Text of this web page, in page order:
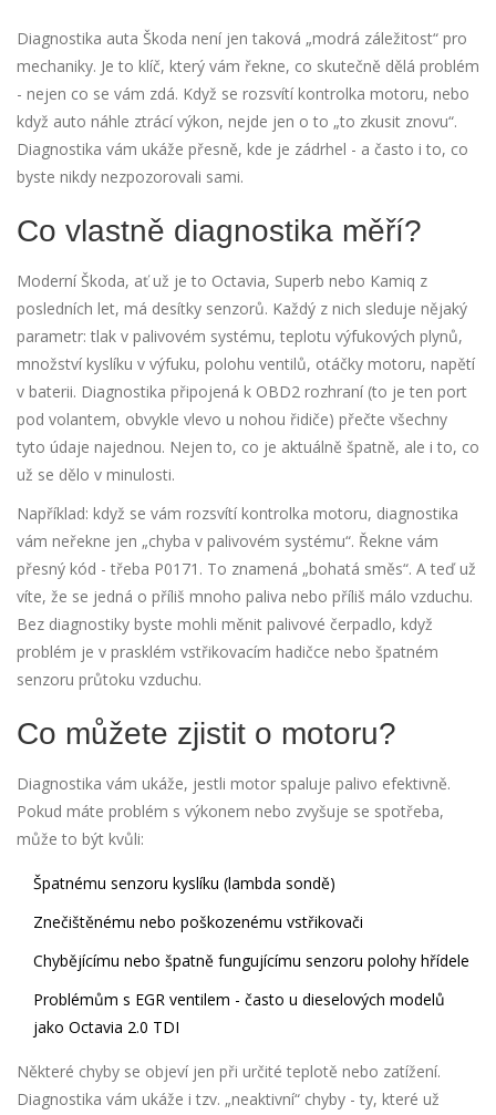
Diagnostika auta Škoda není jen taková „modrá záležitost“ pro
mechaniky. Je to klíč, který vám řekne, co skutečně dělá problém
- nejen co se vám zdá. Když se rozsvítí kontrolka motoru, nebo
když auto náhle ztrácí výkon, nejde jen o to „to zkusit znovu“.
Diagnostika vám ukáže přesně, kde je zádrhel - a často i to, co
byste nikdy nezpozorovali sami.
Co vlastně diagnostika měří?
Moderní Škoda, ať už je to Octavia, Superb nebo Kamiq z
posledních let, má desítky senzorů. Každý z nich sleduje nějaký
parametr: tlak v palivovém systému, teplotu výfukových plynů,
množství kyslíku v výfuku, polohu ventilů, otáčky motoru, napětí
v baterii. Diagnostika připojená k OBD2 rozhraní (to je ten port
pod volantem, obvykle vlevo u nohou řidiče) přečte všechny
tyto údaje najednou. Nejen to, co je aktuálně špatně, ale i to, co
už se dělo v minulosti.
Například: když se vám rozsvítí kontrolka motoru, diagnostika
vám neřekne jen „chyba v palivovém systému“. Řekne vám
přesný kód - třeba P0171. To znamená „bohatá směs“. A teď už
víte, že se jedná o příliš mnoho paliva nebo příliš málo vzduchu.
Bez diagnostiky byste mohli měnit palivové čerpadlo, když
problém je v prasklém vstřikovacím hadičce nebo špatném
senzoru průtoku vzduchu.
Co můžete zjistit o motoru?
Diagnostika vám ukáže, jestli motor spaluje palivo efektivně.
Pokud máte problém s výkonem nebo zvyšuje se spotřeba,
může to být kvůli:
Špatnému senzoru kyslíku (lambda sondě)
Znečištěnému nebo poškozenému vstřikovači
Chybějícímu nebo špatně fungujícímu senzoru polohy hřídele
Problémům s EGR ventilem - často u dieselových modelů
jako Octavia 2.0 TDI
Některé chyby se objeví jen při určité teplotě nebo zatížení.
Diagnostika vám ukáže i tzv. „neaktivní“ chyby - ty, které už